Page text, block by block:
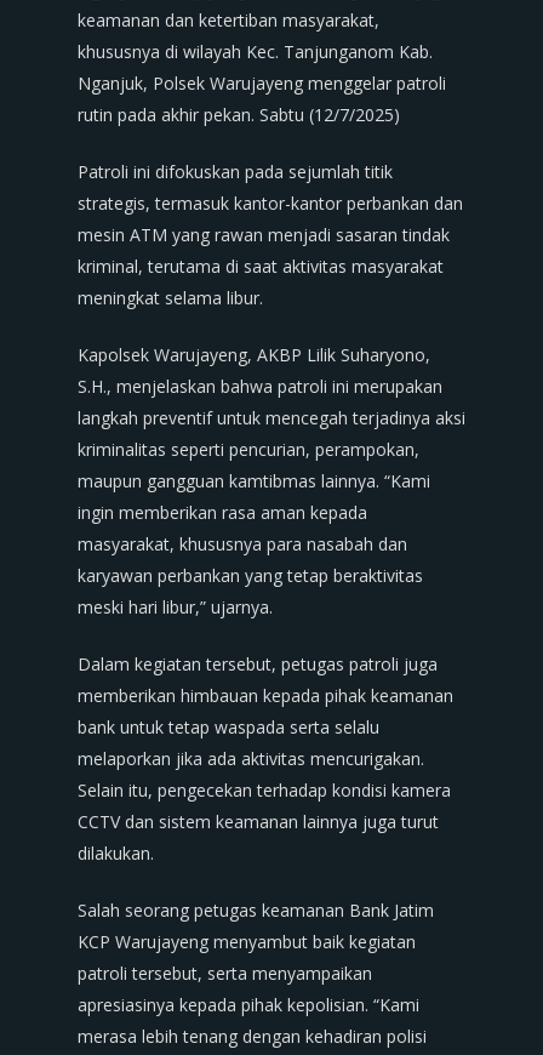
keamanan dan ketertiban masyarakat,
khususnya di wilayah Kec. Tanjunganom Kab.
Nganjuk, Polsek Warujayeng menggelar patroli
rutin pada akhir pekan. Sabtu (12/7/2025)
Patroli ini difokuskan pada sejumlah titik
strategis, termasuk kantor-kantor perbankan dan
mesin ATM yang rawan menjadi sasaran tindak
kriminal, terutama di saat aktivitas masyarakat
meningkat selama libur.
Kapolsek Warujayeng, AKBP Lilik Suharyono,
S.H., menjelaskan bahwa patroli ini merupakan
langkah preventif untuk mencegah terjadinya aksi
kriminalitas seperti pencurian, perampokan,
maupun gangguan kamtibmas lainnya. “Kami
ingin memberikan rasa aman kepada
masyarakat, khususnya para nasabah dan
karyawan perbankan yang tetap beraktivitas
meski hari libur,” ujarnya.
Dalam kegiatan tersebut, petugas patroli juga
memberikan himbauan kepada pihak keamanan
bank untuk tetap waspada serta selalu
melaporkan jika ada aktivitas mencurigakan.
Selain itu, pengecekan terhadap kondisi kamera
CCTV dan sistem keamanan lainnya juga turut
dilakukan.
Salah seorang petugas keamanan Bank Jatim
KCP Warujayeng menyambut baik kegiatan
patroli tersebut, serta menyampaikan
apresiasinya kepada pihak kepolisian. “Kami
merasa lebih tenang dengan kehadiran polisi